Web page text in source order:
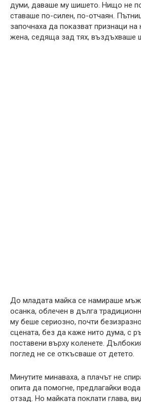
думи, даваше му шишето. Нищо не
ставаше по-силен, по-отчаян.
започнаха да показват признаци на
жена, седяща зад тях, въздъхваше
До младата майка се намираше мъж
осанка, облечен в дълга
му беше сериозно, почти
сцената, без да каже нито дума, с
поставени върху коленете.
поглед не се откъсваше от детето.
Минутите минаваха, а плачът не
опита да помогне, предлагайки
отзад. Но майката поклати глава,